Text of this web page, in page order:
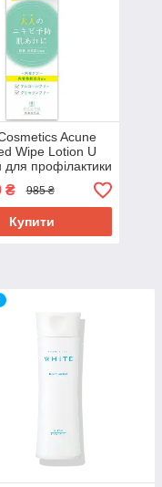
Acune
Wipe Lotion U
для профілактики
200 мл
₴ 985 ₴
Купити